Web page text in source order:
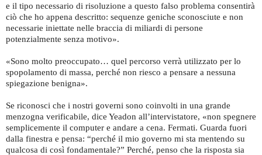
e il tipo necessario di risoluzione a questo falso problema consentirà
ciò che ho appena descritto: sequenze geniche sconosciute e non
necessarie iniettate nelle braccia di miliardi di persone
potenzialmente senza motivo».
«Sono molto preoccupato… quel percorso verrà utilizzato per lo
spopolamento di massa, perché non riesco a pensare a nessuna
spiegazione benigna».
Se riconosci che i nostri governi sono coinvolti in una grande
menzogna verificabile, dice Yeadon all’intervistatore, «non spegnere
semplicemente il computer e andare a cena. Fermati. Guarda fuori
dalla finestra e pensa: “perché il mio governo mi sta mentendo su
qualcosa di così fondamentale?” Perché, penso che la risposta sia